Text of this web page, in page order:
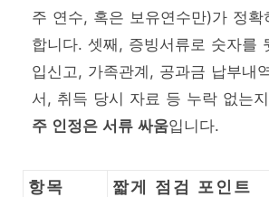
주 연수, 혹은 보유연수만)가 정확
합니다. 셋째, 증빙서류로 숫자를
입신고, 가족관계, 공과금 납부내
서, 취득 당시 자료 등 누락 없는
주 인정은 서류 싸움입니다.
항목 짧게 점검 포인트